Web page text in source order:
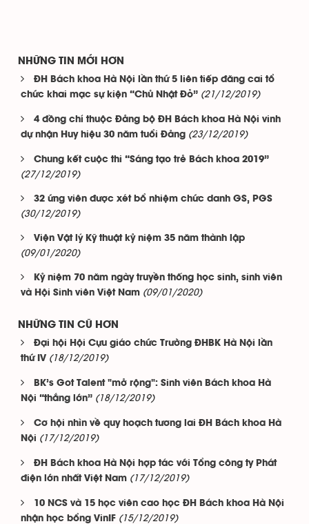
NHỮNG TIN MỚI HƠN
ĐH Bách khoa Hà Nội lần thứ 5 liên tiếp đăng cai tổ
chức khai mạc sự kiện “Chủ Nhật Đỏ” (21/12/2019)
4 đồng chí thuộc Đảng bộ ĐH Bách khoa Hà Nội vinh
dự nhận Huy hiệu 30 năm tuổi Đảng (23/12/2019)
Chung kết cuộc thi “Sáng tạo trẻ Bách khoa 2019”
(27/12/2019)
32 ứng viên được xét bổ nhiệm chức danh GS, PGS
(30/12/2019)
Viện Vật lý Kỹ thuật kỷ niệm 35 năm thành lập
(09/01/2020)
Kỷ niệm 70 năm ngày truyền thống học sinh, sinh viên
và Hội Sinh viên Việt Nam (09/01/2020)
NHỮNG TIN CŨ HƠN
Đại hội Hội Cựu giáo chức Trường ĐHBK Hà Nội lần
thứ IV (18/12/2019)
BK’s Got Talent "mở rộng": Sinh viên Bách khoa Hà
Nội “thắng lớn” (18/12/2019)
Cơ hội nhìn về quy hoạch tương lai ĐH Bách khoa Hà
Nội (17/12/2019)
ĐH Bách khoa Hà Nội hợp tác với Tổng công ty Phát
điện lớn nhất Việt Nam (17/12/2019)
10 NCS và 15 học viên cao học ĐH Bách khoa Hà Nội
nhận học bổng VinIF (15/12/2019)